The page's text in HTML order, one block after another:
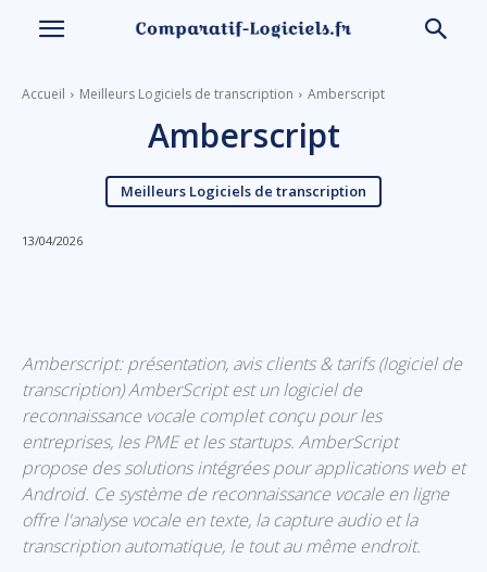
Accueil Meilleurs Logiciels de transcription Amberscript
Amberscript
Meilleurs Logiciels de transcription
13/04/2026
Amberscript: présentation, avis clients & tarifs (logiciel de
transcription) AmberScript est un logiciel de
reconnaissance vocale complet conçu pour les
entreprises, les PME et les startups. AmberScript
propose des solutions intégrées pour applications web et
Android. Ce système de reconnaissance vocale en ligne
offre l'analyse vocale en texte, la capture audio et la
transcription automatique, le tout au même endroit.